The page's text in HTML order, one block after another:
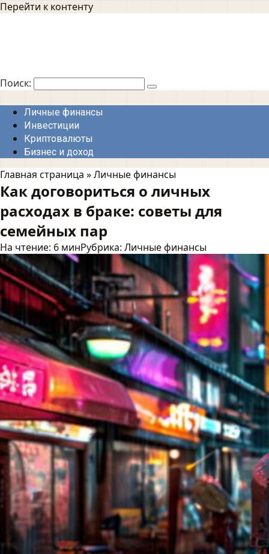
Перейти к контенту
Поиск:
Личные финансы
Инвестиции
Криптовалюты
Бизнес и доход
Главная страница »Личные финансы
Как договориться о личных
расходах в браке: советы для
семейных пар
На чтение: 6 минРубрика: Личные финансы